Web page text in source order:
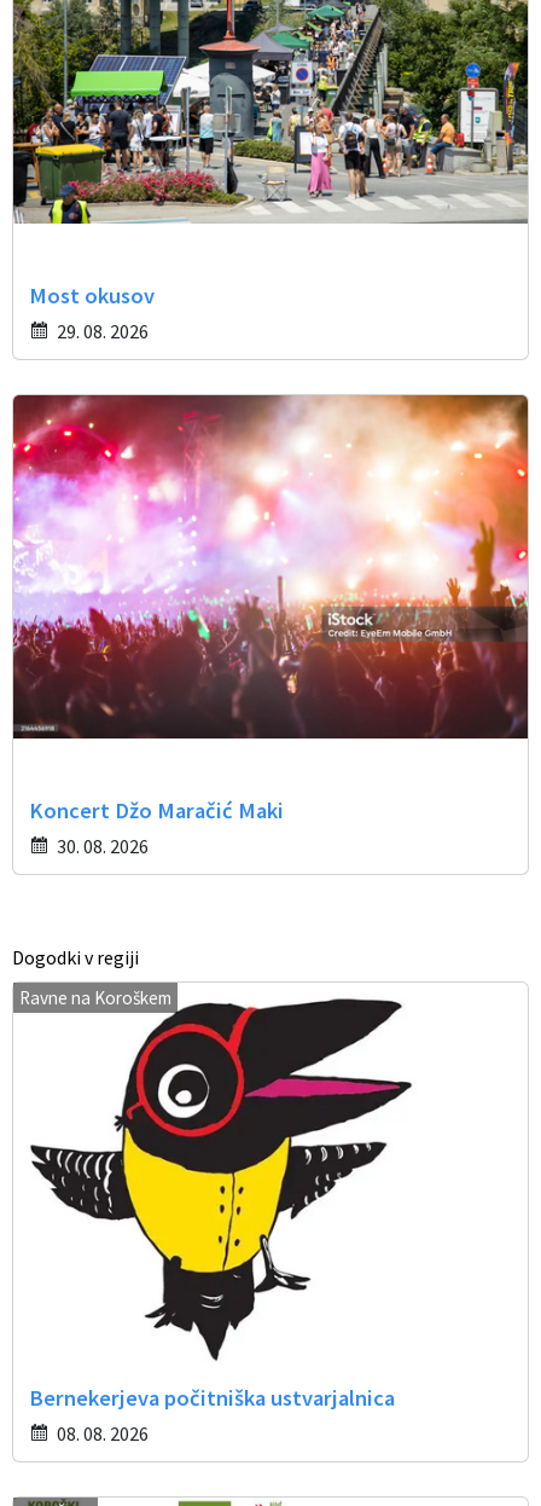
Most okusov
29. 08. 2026
Koncert Džo Maračić Maki
30. 08. 2026
Dogodki v regiji
Ravne na Koroškem
Bernekerjeva počitniška ustvarjalnica
08. 08. 2026